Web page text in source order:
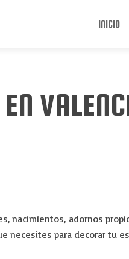
INICIO
nacimientos, adornos
necesites para decorar tu